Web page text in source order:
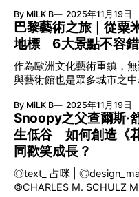
餐，偶遇到一家押舖正在
能否讓我們保存
築師EDOUAD FRANCOIS
望以法式住宅風格營造隱
間數量，全酒店合共只得
純白、米白及金為主，並
店注入舒服、優雅而浪漫
僅此一間的DIOR水療中心
中心亦有進駐美國、杜拜
引充滿天份的設計師前來
品牌，逐步成就巴黎登上時尚殿堂
◎design_LeX LE 19M 自1985年發起保育法國傳統工藝坊的
計劃、成立子公司
D’ART系列，CHANEL一
年落成的總部LE 19M，更
公眾開放的LE 19M佔地二
層地下室，除有六百名常駐
繡）、LEMARIÉ（羽飾與
MAISON MICHEL（帽藝
DESRUES（珠寶配飾）和
現代的工藝坊，務求為法
「19M」
By MiLK B 2025年11月19日
巴黎藝術之旅｜從粟
地標 6大景點不容錯
作為歐洲文化藝術重鎮，
與藝術館也是眾多城市之
巴黎的歷史變遷。文化與
響而停滯不前，就如巴黎
存的也準備以全新面貌示人。 粟米交易所變博
PINAULT COLLECTION 繼格拉西宮當代藝術博物館和海關大
PINAULT在巴黎設立另一
COMMERCE-PINAULT
By MiLK B 2025年11月19日
Snoopy之父查爾斯·
生低谷 如何創造《
同歡笑成長？
◎text_ 占咪 |
©CHARLES M. SCHULZ